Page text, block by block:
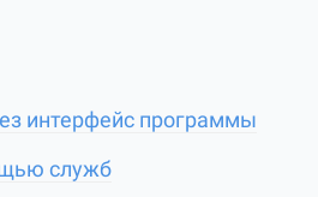
интерфейс программы
служб